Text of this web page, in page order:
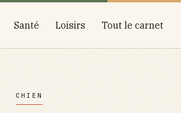
Santé Loisirs Tout le carnet
CHIEN